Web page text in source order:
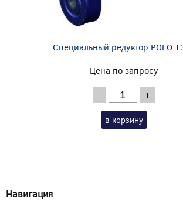
Специальный редуктор POLO
Цена по запросу
- +
в корзину
Навигация